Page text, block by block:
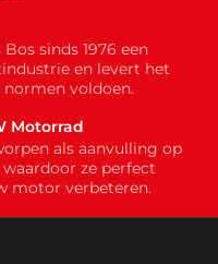
sinds 1976 een
en levert het
voldoen.
Motorrad
als aanvulling op
ze perfect
motor verbeteren.